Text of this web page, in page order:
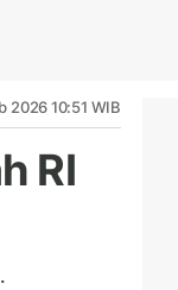
2026 10:51 WIB
RI